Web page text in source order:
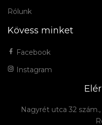
Rólunk
Kövess minket
Facebook
Instagram
Nagyrét utca 32